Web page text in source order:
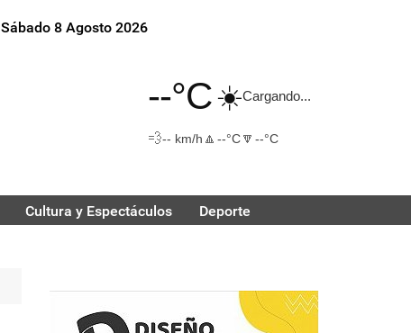
Sábado 8 Agosto 2026
--°C☀️Cargando...
💨-- km/h 🔼 --°C🔽 --°C
Cultura y Espectáculos Deporte